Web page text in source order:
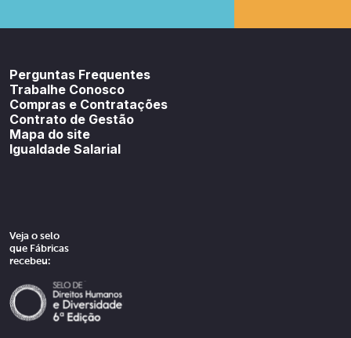
Perguntas Frequentes
Trabalhe Conosco
Compras e Contratações
Contrato de Gestão
Mapa do site
Igualdade Salarial
Veja o selo
que Fábricas
recebeu: